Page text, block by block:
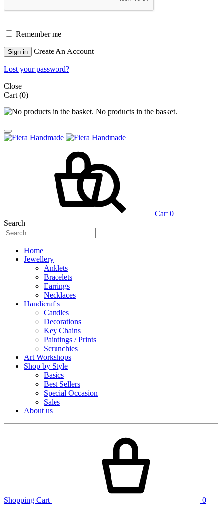
Remember me
Sign in Create An Account
Lost your password?
Close
Cart (0)
No products in the basket.
Cart 0
Search
Home
Jewellery
Anklets
Bracelets
Earrings
Necklaces
Handicrafts
Candles
Decorations
Key Chains
Paintings / Prints
Scrunchies
Art Workshops
Shop by Style
Basics
Best Sellers
Special Occasion
Sales
About us
Shopping Cart 0